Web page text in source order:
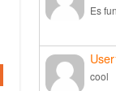
Es
cool